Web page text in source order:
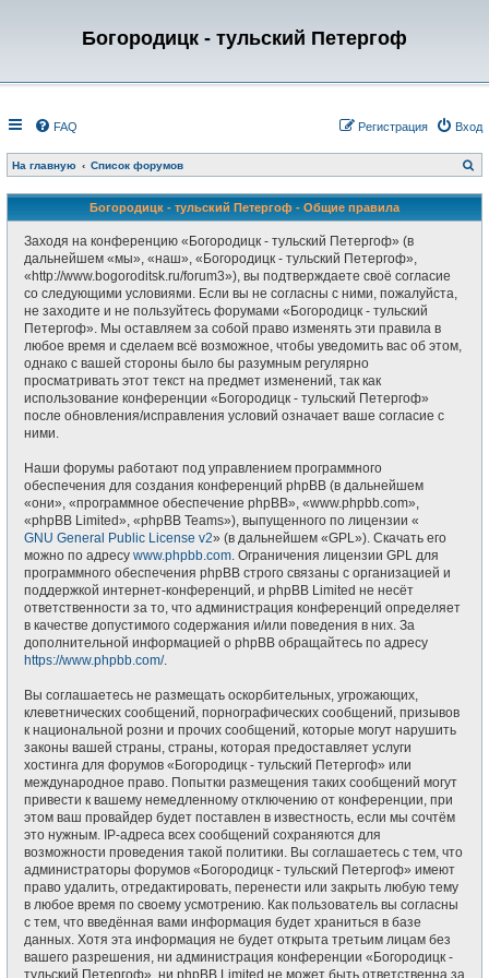
Богородицк - тульский Петергоф
FAQ Вход
Регистрация
На главную Список форумов
о
с
Богородицк - тульский Петергоф - Общие правила
Заходя на конференцию «Богородицк - тульский Петергоф» (в
дальнейшем «мы», «наш», «Богородицк - тульский Петергоф»,
«http://www.bogoroditsk.ru/forum3»), вы подтверждаете своё согласие
со следующими условиями. Если вы не согласны с ними, пожалуйста,
не заходите и не пользуйтесь форумами «Богородицк - тульский
Петергоф». Мы оставляем за собой право изменять эти правила в
любое время и сделаем всё возможное, чтобы уведомить вас об этом,
однако с вашей стороны было бы разумным регулярно
просматривать этот текст на предмет изменений, так как
использование конференции «Богородицк - тульский Петергоф»
после обновления/исправления условий означает ваше согласие с
ними.
Наши форумы работают под управлением программного
обеспечения для создания конференций phpBB (в дальнейшем
«они», «программное обеспечение phpBB», «www.phpbb.com»,
«phpBB Limited», «phpBB Teams»), выпущенного по лицензии «
GNU General Public License v2» (в дальнейшем «GPL»). Скачать его
можно по адресу www.phpbb.com. Ограничения лицензии GPL для
программного обеспечения phpBB строго связаны с организацией и
поддержкой интернет-конференций, и phpBB Limited не несёт
ответственности за то, что администрация конференций определяет
в качестве допустимого содержания и/или поведения в них. За
дополнительной информацией о phpBB обращайтесь по адресу
https://www.phpbb.com/.
Вы соглашаетесь не размещать оскорбительных, угрожающих,
клеветнических сообщений, порнографических сообщений, призывов
к национальной розни и прочих сообщений, которые могут нарушить
законы вашей страны, страны, которая предоставляет услуги
хостинга для форумов «Богородицк - тульский Петергоф» или
международное право. Попытки размещения таких сообщений могут
привести к вашему немедленному отключению от конференции, при
этом ваш провайдер будет поставлен в известность, если мы сочтём
это нужным. IP-адреса всех сообщений сохраняются для
возможности проведения такой политики. Вы соглашаетесь с тем, что
администраторы форумов «Богородицк - тульский Петергоф» имеют
право удалить, отредактировать, перенести или закрыть любую тему
в любое время по своему усмотрению. Как пользователь вы согласны
с тем, что введённая вами информация будет храниться в базе
данных. Хотя эта информация не будет открыта третьим лицам без
вашего разрешения, ни администрация конференции «Богородицк -
тульский Петергоф», ни phpBB Limited не может быть ответственна за